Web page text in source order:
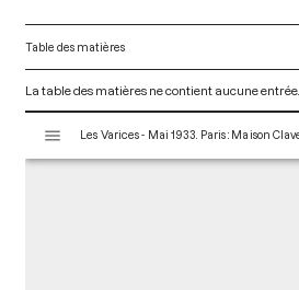
Table des matières
La table des matières ne contient aucune entrée.
s